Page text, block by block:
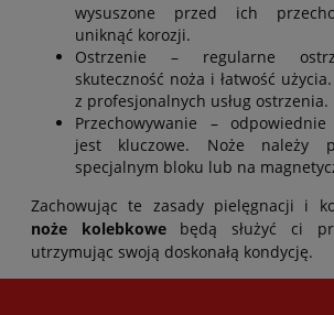
wysuszone przed ich
uniknąć korozji.
Ostrzenie – regularne
skuteczność noża i łatwość
z profesjonalnych usług ostrzenia.
Przechowywanie – odpowiednie
jest kluczowe. Noże należy
specjalnym bloku lub na
Zachowując te zasady pielęgnacji i
noże kolebkowebędą służyć ci
utrzymując swoją doskonałą kondycję.